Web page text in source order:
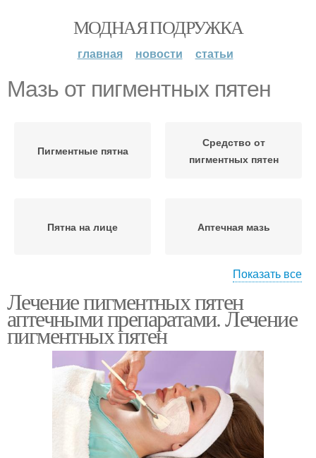
МОДНАЯ ПОДРУЖКА
главная новости статьи
Мазь от пигментных пятен
Пигментные пятна
Средство от
пигментных пятен
Пятна на лице Аптечная мазь
пигментных пятен
Пятна на руках
Крем от пигментных
пятен
Пятна в аптеке
Показать все
Лечение пигментных пятен
аптечными препаратами. Лечение
пигментных пятен